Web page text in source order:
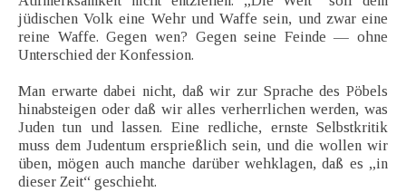
jüdischen Volk eine Wehr und Waffe sein, und zwar eine
reine Waffe. Gegen wen? Gegen seine Feinde — ohne
Unterschied der Konfession.
Man erwarte dabei nicht, daß wir zur Sprache des Pöbels
hinabsteigen oder daß wir alles verherrlichen werden, was
Juden tun und lassen. Eine redliche, ernste Selbstkritik
muss dem Judentum ersprießlich sein, und die wollen wir
üben, mögen auch manche darüber wehklagen, daß es „in
dieser Zeit“ geschieht.